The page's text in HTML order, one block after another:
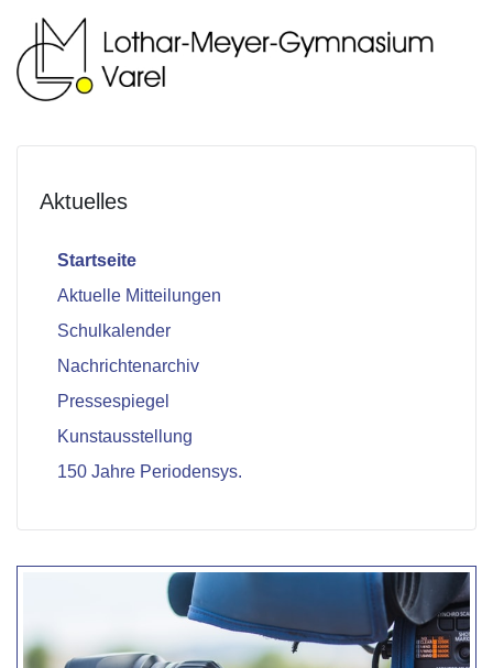
Aktuelles
Startseite
Aktuelle Mitteilungen
Schulkalender
Nachrichtenarchiv
Pressespiegel
Kunstausstellung
150 Jahre Periodensys.